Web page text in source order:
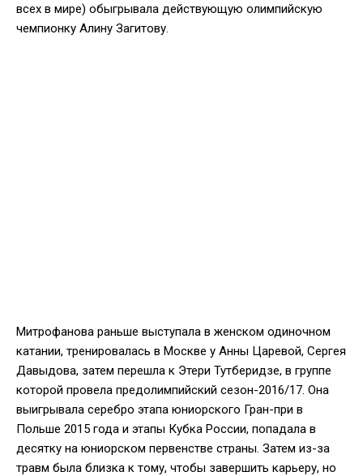
всех в мире) обыгрывала действующую олимпийскую
чемпионку Алину Загитову.
Митрофанова раньше выступала в женском одиночном
катании, тренировалась в Москве у Анны Царевой, Сергея
Давыдова, затем перешла к Этери Тутберидзе, в группе
которой провела предолимпийский сезон-2016/17. Она
выигрывала серебро этапа юниорского Гран-при в
Польше 2015 года и этапы Кубка России, попадала в
десятку на юниорском первенстве страны. Затем из-за
травм была близка к тому, чтобы завершить карьеру, но